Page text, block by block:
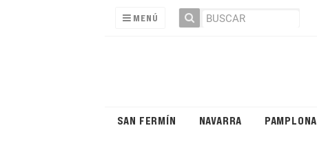
MENÚ
SAN FERMÍN NAVARRA PAMPLONA